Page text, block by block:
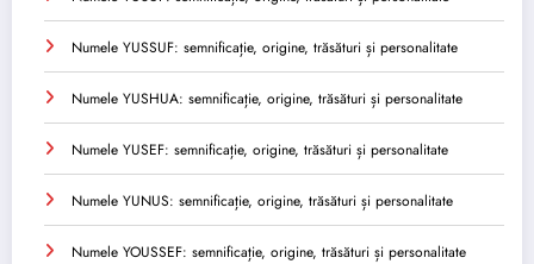
Numele YUSSUF: semnificație, origine, trăsături și personalitate
Numele YUSHUA: semnificație, origine, trăsături și personalitate
Numele YUSEF: semnificație, origine, trăsături și personalitate
Numele YUNUS: semnificație, origine, trăsături și personalitate
Numele YOUSSEF: semnificație, origine, trăsături și personalitate